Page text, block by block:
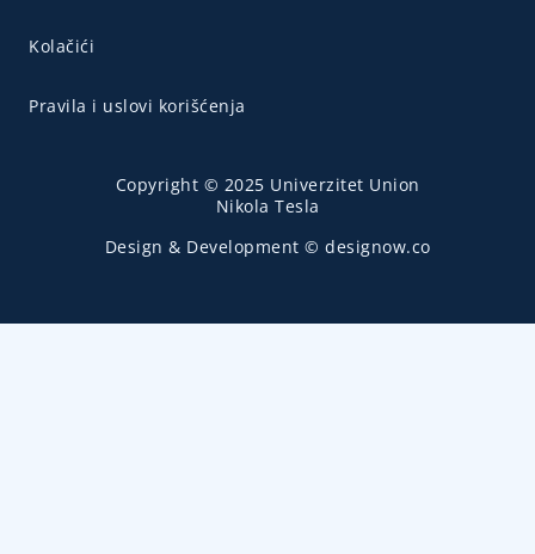
Kolačići
Pravila i uslovi korišćenja
Copyright © 2025 Univerzitet Union
Nikola Tesla
Design & Development © designow.co